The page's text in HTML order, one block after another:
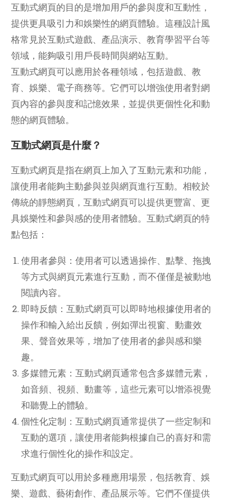
互動式網頁的目的是增加用戶的參與度和互動性，
提供更具吸引力和娛樂性的網頁體驗。這種設計風
格常見於互動式遊戲、產品演示、教育學習平台等
領域，能夠吸引用戶長時間與網站互動。
互動式網頁可以應用於各種領域，包括遊戲、教
育、娛樂、電子商務等。它們可以增強使用者對網
頁內容的參與度和記憶效果，並提供更個性化和動
態的網頁體驗。
互動式網頁是什麼？
互動式網頁是指在網頁上加入了互動元素和功能，
讓使用者能夠主動參與並與網頁進行互動。相較於
傳統的靜態網頁，互動式網頁可以提供更豐富、更
具娛樂性和參與感的使用者體驗。互動式網頁的特
點包括：
使用者參與：使用者可以透過操作、點擊、拖拽
等方式與網頁元素進行互動，而不僅僅是被動地
閱讀內容。
即時反饋：互動式網頁可以即時地根據使用者的
操作和輸入給出反饋，例如彈出視窗、動畫效
果、聲音效果等，增加了使用者的參與感和樂
趣。
多媒體元素：互動式網頁通常包含多媒體元素，
如音頻、視頻、動畫等，這些元素可以增添視覺
和聽覺上的體驗。
個性化定制：互動式網頁通常提供了一些定制和
互動的選項，讓使用者能夠根據自己的喜好和需
求進行個性化的操作和設定。
互動式網頁可以用於多種應用場景，包括教育、娛
樂、遊戲、藝術創作、產品展示等。它們不僅提供